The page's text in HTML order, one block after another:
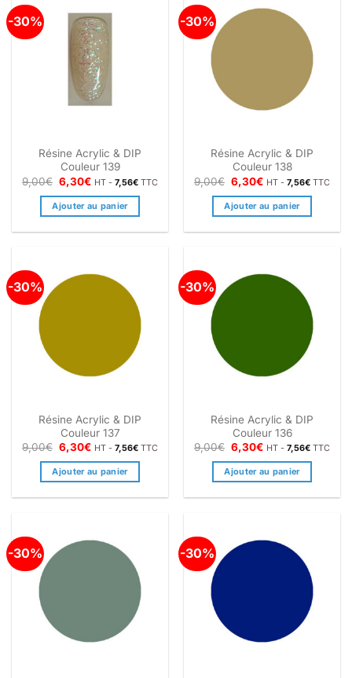
-30%
Résine Acrylic & DIP
Couleur 139
9,00€ Le
prix
initial
était :
6,30€Le
actuel
est :
HT -7,56€ TTC
Ajouter au panier
-30%
Résine Acrylic & DIP
Couleur 138
9,00€ Le
prix
initial
était :
6,30€Le
actuel
est :
HT -7,56€ TTC
Ajouter au panier
-30%
Résine Acrylic & DIP
Couleur 137
9,00€ Le
prix
initial
était :
6,30€Le
actuel
est :
HT -7,56€ TTC
Ajouter au panier
-30%
Résine Acrylic & DIP
Couleur 136
9,00€ Le
prix
initial
était :
6,30€Le
actuel
est :
HT -7,56€ TTC
Ajouter au panier
-30% -30%